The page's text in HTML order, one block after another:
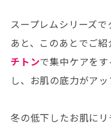
スープレムシリーズ
あと、このあとでご紹
チトンで集中ケアを
し、お肌の底力がアッ
冬の低下したお肌に